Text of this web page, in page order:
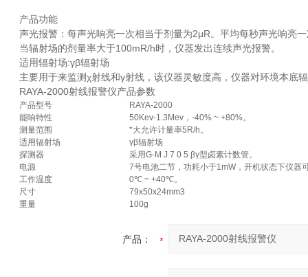
产品功能
声光报警：每声光响亮一次相当于剂量为2μR。平均每秒声光响亮
当辐射场的剂量率大于100mR/h时，仪器发出连续声光报警。
适用辐射场:γβ辐射场
主要用于来监测χ射线和γ射线，该仪器灵敏度高，仪器对环境本底
RAYA-2000射线报警仪产品参数
产品型号
RAYA-2000
能响特性
50Kev-1.3Mev，-40% ~ +80%。
测量范围
*大允许计量率5R/h。
适用辐射场
γβ辐射场
探测器
采用G-M J 7 0 5 βγ型卤素计数管。
电源
7号电池二节，功耗小于1mW，开机状态下仪器
工作温度
0℃ ~ +40℃。
尺寸
79x50x24mm3
重量
100g
产品：